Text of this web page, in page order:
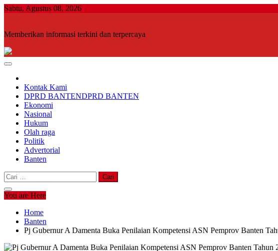
Skip
Sabtu, Agustus 08, 2026
Memberikan informasi terkini dan terpercaya
Kontak Kami
DPRD BANTENDPRD BANTEN
Ekonomi
Nasional
Hukum
Olah raga
Politik
Advertorial
Banten
Cari
untuk:
You are Here
Home
Banten
Pj Gubernur A Damenta Buka Penilaian Kompetensi ASN Pemprov Banten